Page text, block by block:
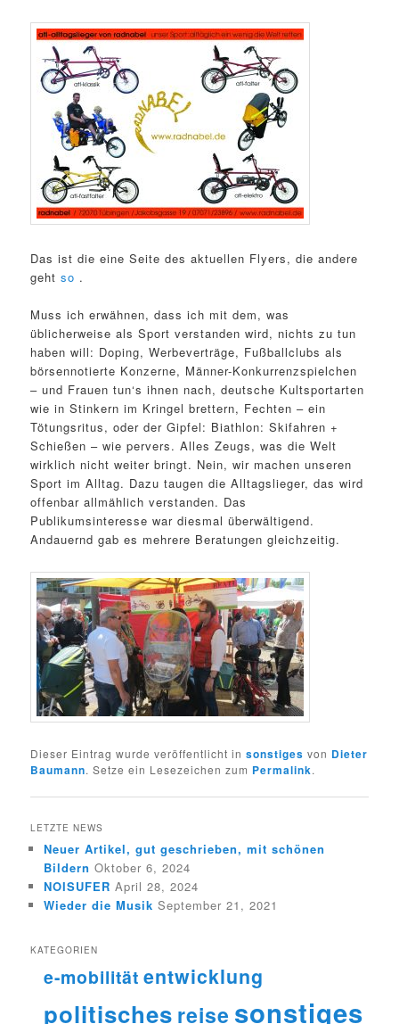
Das ist die eine Seite des aktuellen Flyers, die andere
gehtso .
Muss ich erwähnen, dass ich mit dem, was
üblicherweise als Sport verstanden wird, nichts zu tun
haben will: Doping, Werbeverträge, Fußballclubs als
börsennotierte Konzerne, Männer-Konkurrenzspielchen
– und Frauen tun‘s ihnen nach, deutsche Kultsportarten
wie in Stinkern im Kringel brettern, Fechten – ein
Tötungsritus, oder der Gipfel: Biathlon: Skifahren +
Schießen – wie pervers. Alles Zeugs, was die Welt
wirklich nicht weiter bringt. Nein, wir machen unseren
Sport im Alltag. Dazu taugen die Alltagslieger, das wird
offenbar allmählich verstanden. Das
Publikumsinteresse war diesmal überwältigend.
Andauernd gab es mehrere Beratungen gleichzeitig.
Dieser Eintrag wurde veröffentlicht insonstiges von Dieter
Baumann. Setze ein Lesezeichen zum Permalink.
LETZTE NEWS
Neuer Artikel, gut geschrieben, mit schönen
Bildern Oktober 6, 2024
NOISUFER April 28, 2024
Wieder die Musik September 21, 2021
KATEGORIEN
e-mobilität entwicklung
politisches reise sonstiges